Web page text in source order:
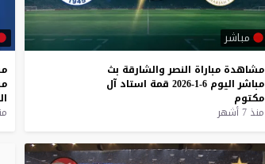
مباشر
مشاهدة مباراة النصر والشارقة بث
مباشر اليوم 6-1-2026 قمة استاد آل
مكتوم
منذ 7 أشهر